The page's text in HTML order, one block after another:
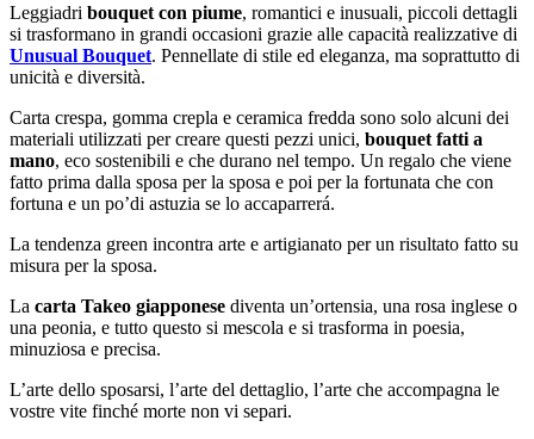
Leggiadri bouquet con piume, romantici e inusuali, piccoli dettagli
si trasformano in grandi occasioni grazie alle capacità realizzative di
Unusual Bouquet. Pennellate di stile ed eleganza, ma soprattutto di
unicità e diversità.
Carta crespa, gomma crepla e ceramica fredda sono solo alcuni dei
materiali utilizzati per creare questi pezzi unici, bouquet fatti a
mano, eco sostenibili e che durano nel tempo. Un regalo che viene
fatto prima dalla sposa per la sposa e poi per la fortunata che con
fortuna e un po’di astuzia se lo accaparrerá.
La tendenza green incontra arte e artigianato per un risultato fatto su
misura per la sposa.
La carta Takeo giapponese diventa un’ortensia, una rosa inglese o
una peonia, e tutto questo si mescola e si trasforma in poesia,
minuziosa e precisa.
L’arte dello sposarsi, l’arte del dettaglio, l’arte che accompagna le
vostre vite finché morte non vi separi.